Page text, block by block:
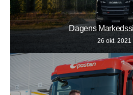
Dagens
26 okt. 2021